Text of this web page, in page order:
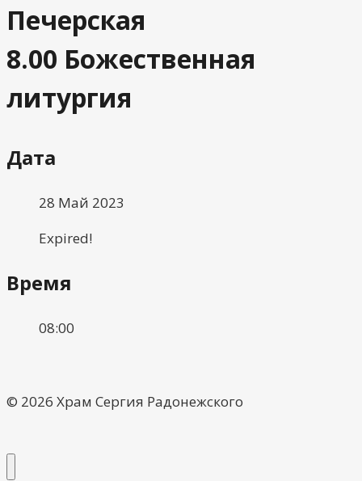
Печерская
8.00 Божественная
литургия
Дата
28 Май 2023
Expired!
Время
08:00
© 2026 Храм Сергия Радонежского